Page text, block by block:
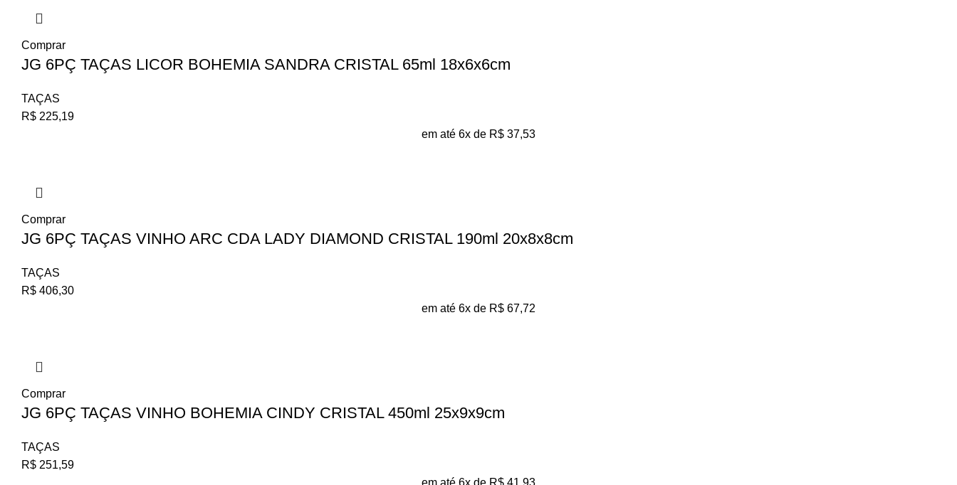
Comprar
JG 6PÇ TAÇAS LICOR BOHEMIA SANDRA CRISTAL 65ml 18x6x6cm
TAÇAS
R$ 225,19
em até 6x de R$ 37,53
Comprar
JG 6PÇ TAÇAS VINHO ARC CDA LADY DIAMOND CRISTAL 190ml 20x8x8cm
TAÇAS
R$ 406,30
em até 6x de R$ 67,72
Comprar
JG 6PÇ TAÇAS VINHO BOHEMIA CINDY CRISTAL 450ml 25x9x9cm
TAÇAS
R$ 251,59
em até 6x de R$ 41,93